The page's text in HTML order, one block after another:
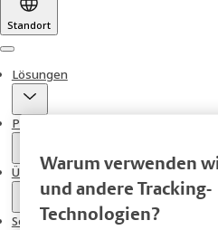
Standort
Menu
Lösungen
Produkte
Über uns
Service
Warum verwenden
und andere Tracking-
Technologien?